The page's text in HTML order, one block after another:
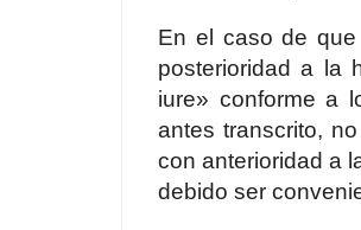
En el caso de
posterioridad a la
iure» conforme a
antes transcrito,
con anterioridad a
debido ser